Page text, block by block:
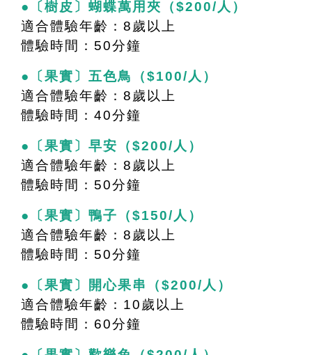
●〔樹皮〕 蝴蝶萬用夾 （$200/人）
適合體驗年齡：8歲以上
體驗時間：50分鐘
●〔果實〕五色鳥（$100/人）
適合體驗年齡：8歲以上
體驗時間：40分鐘
●〔果實〕早安（$200/人）
適合體驗年齡：8歲以上
體驗時間：50分鐘
●〔果實〕鴨子（$150/人）
適合體驗年齡：8歲以上
體驗時間：50分鐘
●〔果實〕開心果串（$200/人）
適合體驗年齡：10歲以上
體驗時間：60分鐘